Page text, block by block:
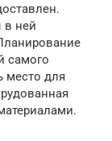
в ней
самого
место для